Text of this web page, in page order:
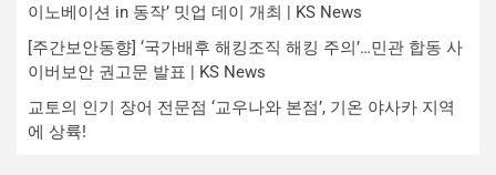
이노베이션 in 동작’ 밋업 데이 개최 | KS News
[주간보안동향] ‘국가배후 해킹조직 해킹 주의’…민관 합동 사
이버보안 권고문 발표 | KS News
교토의 인기 장어 전문점 ‘교우나와 본점’, 기온 야사카 지역
에 상륙!